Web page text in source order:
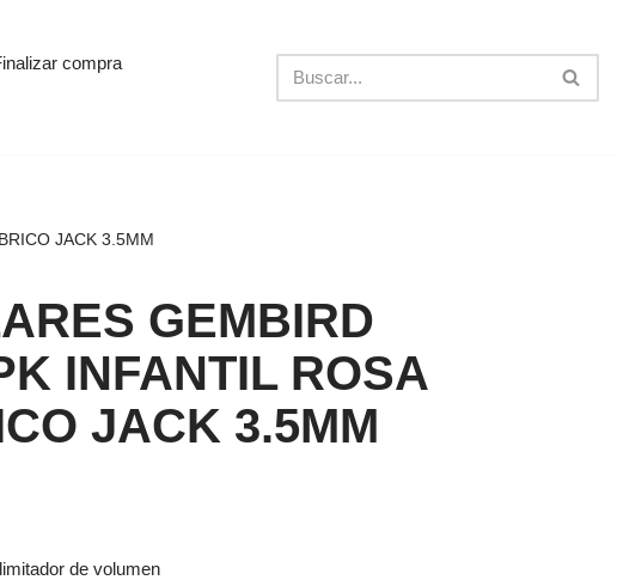
compra
JACK 3.5MM
GEMBIRD
INFANTIL ROSA
JACK 3.5MM
de volumen